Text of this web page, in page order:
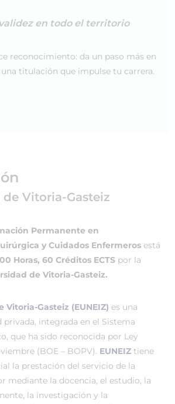
en todo el territorio
reconocimiento: da un paso más en
titulación que impulse tu carrera.
Vitoria-Gasteiz
Permanente en
y Cuidados Enfermeros está
Horas, 60 Créditos ECTS por la
de Vitoria-Gasteiz.
Vitoria-Gasteiz (EUNEIZ) es una
privada, integrada en el Sistema
que ha sido reconocida por Ley
(BOE – BOPV). EUNEIZ tiene
la prestación del servicio de la
mediante la docencia, el estudio, la
la investigación y la